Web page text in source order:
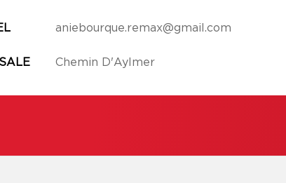
aniebourque.remax@gmail.com
Chemin D'Aylmer